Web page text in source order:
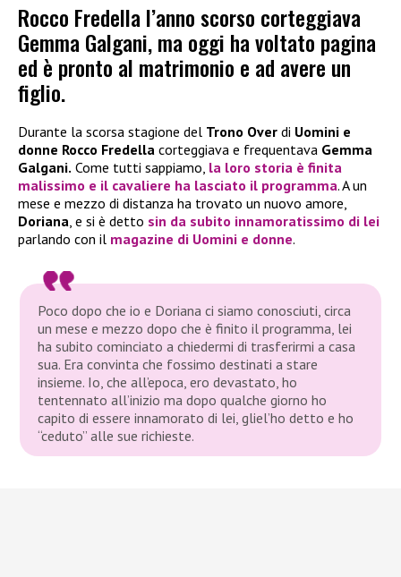
Rocco Fredella l’anno scorso corteggiava
Gemma Galgani, ma oggi ha voltato pagina
ed è pronto al matrimonio e ad avere un
figlio.
Durante la scorsa stagione del Trono Over di Uomini e
donne Rocco Fredella corteggiava e frequentava Gemma
Galgani. Come tutti sappiamo, la loro storia è finita
malissimo e il cavaliere ha lasciato il programma. A un
mese e mezzo di distanza ha trovato un nuovo amore,
Doriana, e si è detto sin da subito innamoratissimo di lei
parlando con il magazine di Uomini e donne.
Poco dopo che io e Doriana ci siamo conosciuti, circa
un mese e mezzo dopo che è finito il programma, lei
ha subito cominciato a chiedermi di trasferirmi a casa
sua. Era convinta che fossimo destinati a stare
insieme. Io, che all’epoca, ero devastato, ho
tentennato all’inizio ma dopo qualche giorno ho
capito di essere innamorato di lei, gliel’ho detto e ho
“ceduto” alle sue richieste.